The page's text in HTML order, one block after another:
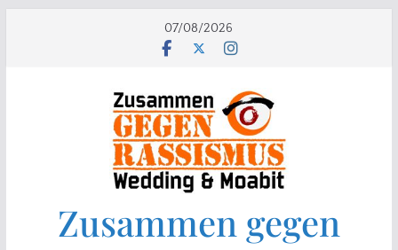
07/08/2026
Zusammen gegen